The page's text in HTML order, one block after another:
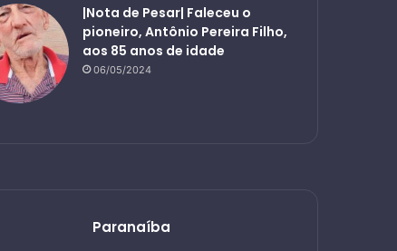
|Nota de Pesar| Faleceu o
pioneiro, Antônio Pereira Filho,
aos 85 anos de idade
06/05/2024
Paranaíba